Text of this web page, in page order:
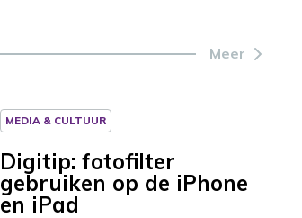
Meer
MEDIA & CULTUUR
Digitip: fotofilter
gebruiken op de iPhone
en iPad